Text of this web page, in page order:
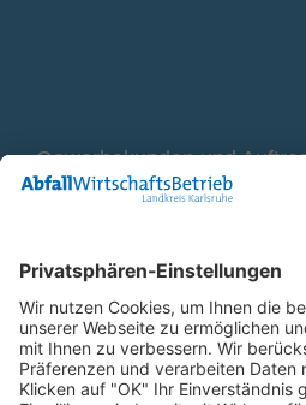
Gewerbekunden und
Container
E-Mail
Bleiben Sie in Verbindung
Facebook Landkreis